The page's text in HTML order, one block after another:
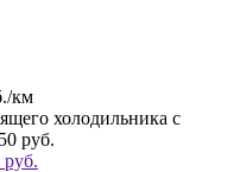
км
холодильника с
руб.